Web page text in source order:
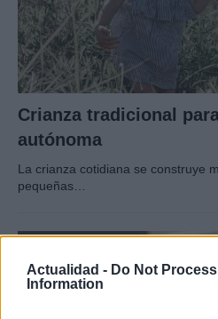
Actualidad - Do Not
Information
Crianza tradicional
autónoma
La crianza cotidiana se construye
pequeñas…
SALUD Y BIENESTAR